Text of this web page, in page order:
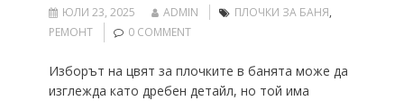
ЮЛИ 23, 2025 ADMIN ПЛОЧКИ ЗА БАНЯ,
РЕМОНТ
0 COMMENT
Изборът на цвят за плочките в банята може да
изглежда като дребен детайл, но той има